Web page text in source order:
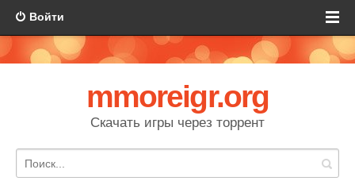
Войти
mmoreigr.org
Скачать игры через торрент